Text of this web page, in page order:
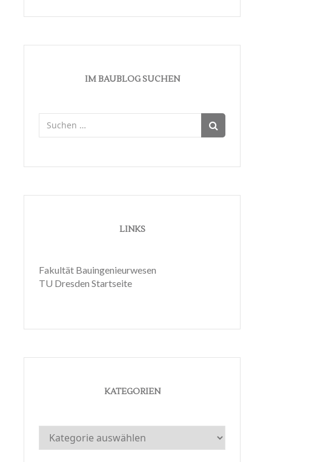
IM BAUBLOG SUCHEN
nach:
LINKS
Fakultät Bauingenieurwesen
TU Dresden Startseite
KATEGORIEN
Kategorien